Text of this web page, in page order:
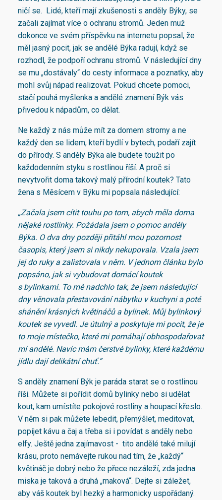
ničí se. Lidé, kteří mají zkušenosti s anděly Býky, se
začali zajímat více o ochranu stromů. Jeden muž
dokonce ve svém příspěvku na internetu popsal, že
měl jasný pocit, jak se andělé Býka radují, když se
rozhodl, že podpoří ochranu stromů. V následující dny
se mu „dostávaly“ do cesty informace a poznatky, aby
mohl svůj nápad realizovat. Pokud chcete pomoci,
stačí pouhá myšlenka a andělé znamení Býk vás
přivedou k nápadům, co dělat.
Ne každý z nás může mít za domem stromy a ne
každý den se lidem, kteří bydlí v bytech, podaří zajít
do přírody. S anděly Býka ale budete toužit po
každodenním styku s rostlinou říší. A proč si
nevytvořit doma takový malý přírodní koutek? Tato
žena s Měsícem v Býku mi popsala následující:
„Začala jsem cítit touhu po tom, abych měla doma
nějaké rostlinky. Požádala jsem o pomoc anděly
Býka. O dva dny později přitáhl mou pozornost
časopis, který jsem si nikdy nekupovala. Vzala jsem
jej do ruky a zalistovala v něm. V jednom článku bylo
popsáno, jak si vybudovat domácí koutek
s bylinkami. To mě nadchlo tak, že jsem následující
dny věnovala přestavování nábytku v kuchyni a poté
shánění krásných květináčů a bylinek. Můj bylinkový
koutek se vyvedl. Je útulný a poskytuje mi pocit, že je
to moje místečko, které mi pomáhají obhospodařovat
mí andělé. Navíc mám čerstvé bylinky, které každému
jídlu dají delikátní chuť.“
S anděly znamení Býk je paráda starat se o rostlinou
říši. Můžete si pořídit domů bylinky nebo si udělat
kout, kam umístíte pokojové rostliny a houpací křeslo.
V něm si pak můžete lebedit, přemýšlet, meditovat,
popíjet kávu a čaj a třeba si i povídat s anděly nebo
elfy. Ještě jedna zajímavost - tito andělé také milují
krásu, proto nemávejte rukou nad tím, že „každý“
květináč je dobrý nebo že přece nezáleží, zda jedna
miska je taková a druhá „maková“. Dejte si záležet,
aby váš koutek byl hezký a harmonicky uspořádaný.